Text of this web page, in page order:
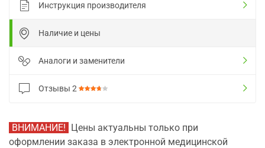
Инструкция производителя
Наличие и цены
Аналоги и заменители
Отзывы 2
ВНИМАНИЕ! Цены актуальны только при
оформлении заказа в электронной медицинской